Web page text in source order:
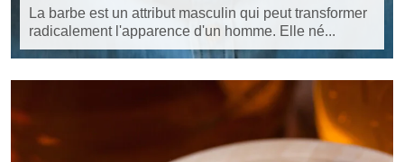
La barbe est un attribut masculin qui peut transformer
radicalement l'apparence d'un homme. Elle né...